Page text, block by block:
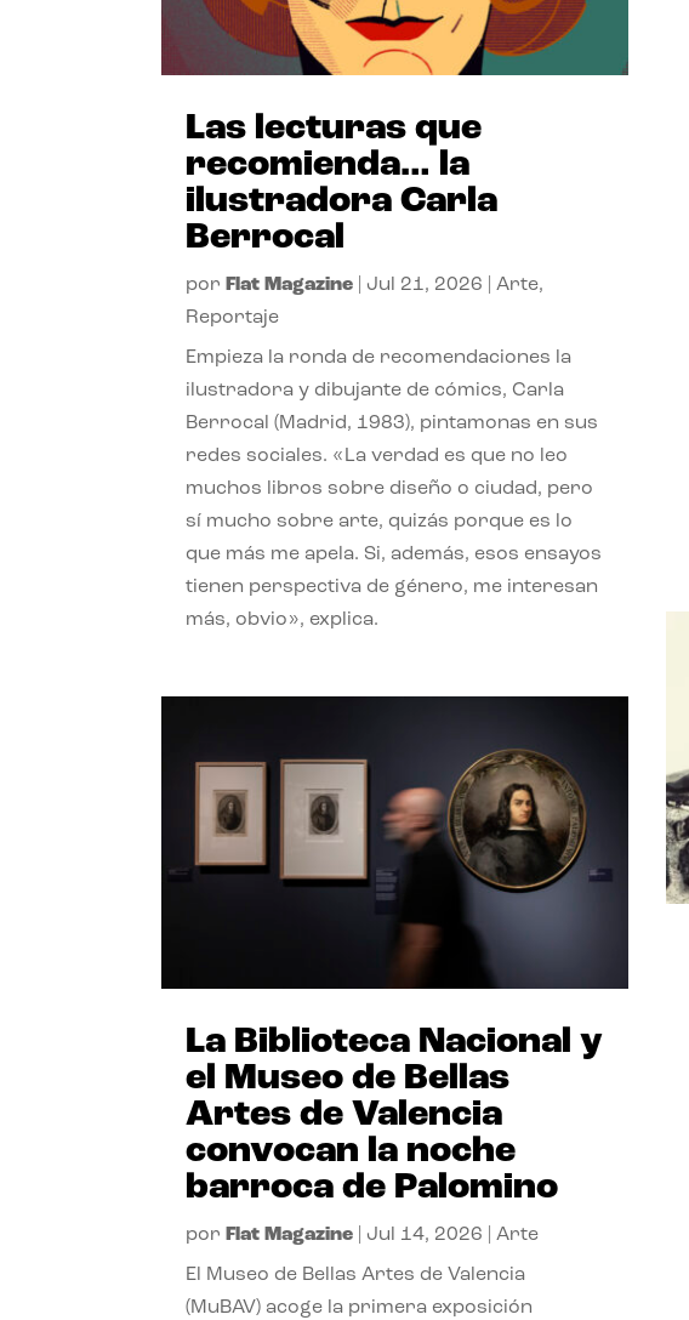
Las lecturas que
recomienda… la
ilustradora Carla
Berrocal
por Flat Magazine Jul 21, 2026 |Arte,
Reportaje
Empieza la ronda de recomendaciones la
ilustradora y dibujante de cómics, Carla
Berrocal (Madrid, 1983), pintamonas en sus
redes sociales. «La verdad es que no leo
muchos libros sobre diseño o ciudad, pero
sí mucho sobre arte, quizás porque es lo
que más me apela. Si, además, esos ensayos
tienen perspectiva de género, me interesan
más, obvio», explica.
La Biblioteca Nacional y
el Museo de Bellas
Artes de Valencia
convocan la noche
barroca de Palomino
por Flat Magazine Jul 14, 2026 |Arte
El Museo de Bellas Artes de Valencia
(MuBAV) acoge la primera exposición